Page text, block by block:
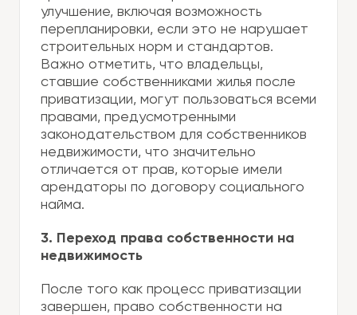
улучшение, включая возможность
перепланировки, если это не нарушает
строительных норм и стандартов.
Важно отметить, что владельцы,
ставшие собственниками жилья после
приватизации, могут пользоваться всеми
правами, предусмотренными
законодательством для собственников
недвижимости, что значительно
отличается от прав, которые имели
арендаторы по договору социального
найма.
3. Переход права собственности на
недвижимость
После того как процесс приватизации
завершен, право собственности на